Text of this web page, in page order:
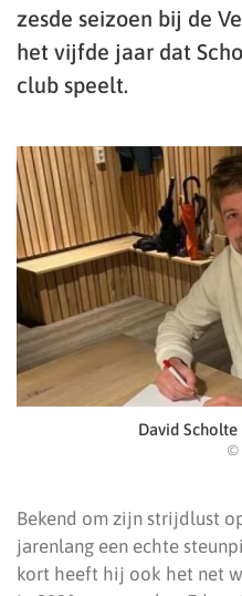
zesde seizoen bij de
het vijfde jaar dat
club speelt.
David
©
Bekend om zijn strijdlust
jarenlang een echte
kort heeft hij ook het net